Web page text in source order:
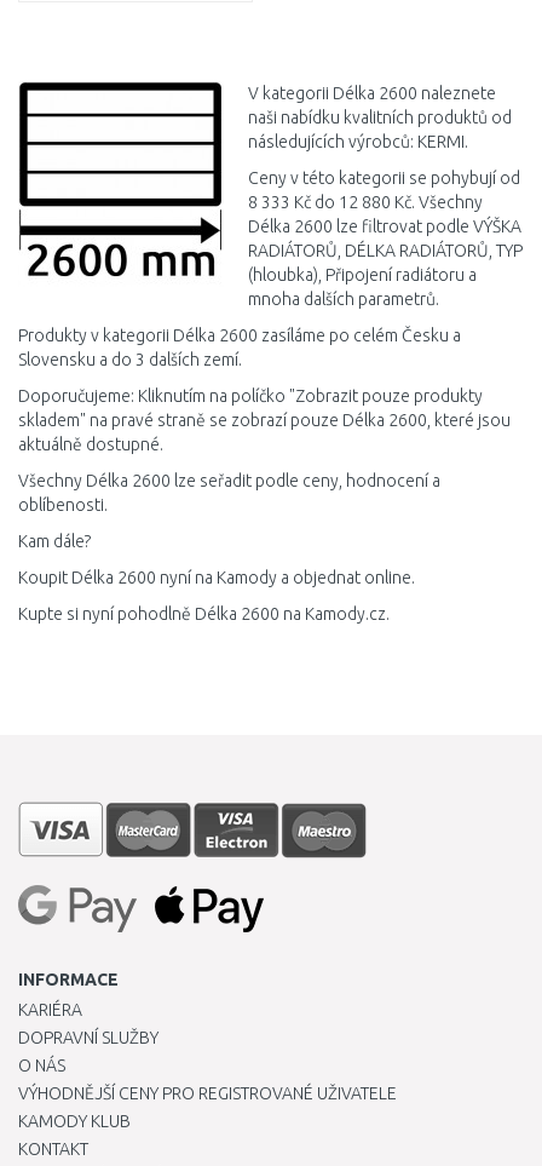
Porovnat
V kategorii Délka 2600 naleznete
naši nabídku kvalitních produktů od
následujících výrobců: KERMI.
Ceny v této kategorii se pohybují od
8 333 Kč do 12 880 Kč. Všechny
Délka 2600 lze filtrovat podle VÝŠKA
RADIÁTORŮ, DÉLKA RADIÁTORŮ, TYP
(hloubka), Připojení radiátoru a
mnoha dalších parametrů.
Produkty v kategorii Délka 2600 zasíláme po celém Česku a
Slovensku a do 3 dalších zemí.
Doporučujeme: Kliknutím na políčko "Zobrazit pouze produkty
skladem" na pravé straně se zobrazí pouze Délka 2600, které jsou
aktuálně dostupné.
Všechny Délka 2600 lze seřadit podle ceny, hodnocení a
oblíbenosti.
Kam dále?
Koupit Délka 2600 nyní na Kamody a objednat online.
Kupte si nyní pohodlně Délka 2600 na Kamody.cz.
INFORMACE
KARIÉRA
DOPRAVNÍ SLUŽBY
O NÁS
VÝHODNĚJŠÍ CENY PRO REGISTROVANÉ UŽIVATELE
KAMODY KLUB
KONTAKT